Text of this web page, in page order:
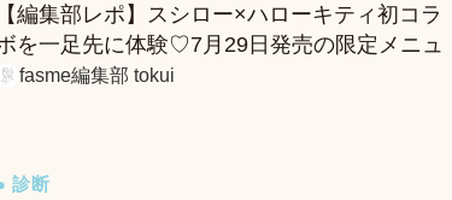
編集部レポ】スシロー×ハローキティ初コラ
を一足先に体験♡7月29日発売の限定メニュ
＆グッズをレポ！
fasme編集部 tokui
診断